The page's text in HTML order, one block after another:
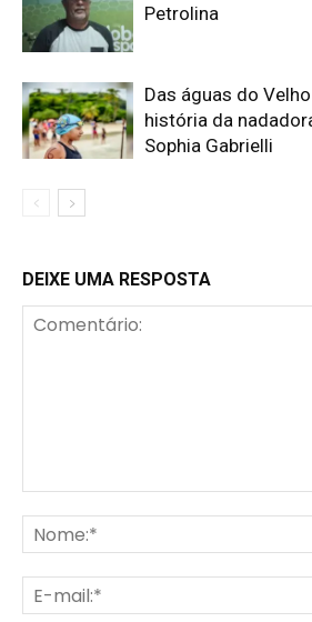
Petrolina
Das águas do
história da
Sophia Gabrielli
DEIXE UMA RESPOSTA